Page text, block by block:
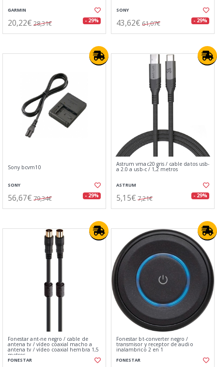
GARMIN
20,22€ 28,31€ - 29%
SONY
43,62€ 61,07€ - 29%
Sony bcvm10
SONY
56,67€ 79,34€ - 29%
Astrum vmac20 gris / cable datos usb-
a 2.0 a usb-c / 1,2 metros
ASTRUM
5,15€ 7,21€ - 29%
Fonestar ant-ne negro / cable de
antena tv / vídeo coaxial macho a
antena tv / vídeo coaxial hembra 1,5
metros
FONESTAR
Fonestar bt-converter negro /
transmisor y receptor de audio
inalambrico 2 en 1
FONESTAR